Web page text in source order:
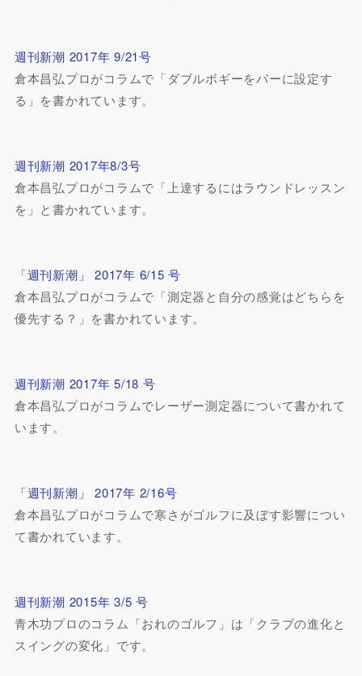
週刊新潮 2017年 9/21号
倉本昌弘プロがコラムで「ダブルボギーをパーに設定す
る」を書かれています。
週刊新潮 2017年8/3号
倉本昌弘プロがコラムで「上達するにはラウンドレッスン
を」と書かれています。
「週刊新潮」 2017年 6/15 号
倉本昌弘プロがコラムで「測定器と自分の感覚はどちらを
優先する？」を書かれています。
週刊新潮 2017年 5/18 号
倉本昌弘プロがコラムでレーザー測定器について書かれて
います。
「週刊新潮」 2017年 2/16号
倉本昌弘プロがコラムで寒さがゴルフに及ぼす影響につい
て書かれています。
週刊新潮 2015年 3/5 号
青木功プロのコラム「おれのゴルフ」は「クラブの進化と
スイングの変化」です。